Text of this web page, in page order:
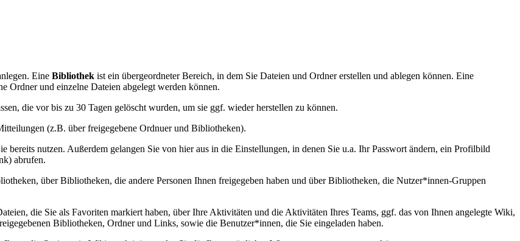
Eine Bibliothek ist ein übergeordneter Bereich, in dem Sie Dateien und Ordner erstellen und ablegen können. Eine
Ordner und einzelne Dateien abgelegt werden können.
die vor bis zu 30 Tagen gelöscht wurden, um sie ggf. wieder herstellen zu können.
(z.B. über freigegebene Ordnuer und Bibliotheken).
bereits nutzen. Außerdem gelangen Sie von hier aus in die Einstellungen, in denen Sie u.a. Ihr Passwort ändern, ein Profilbild
abrufen.
über Bibliotheken, die andere Personen Ihnen freigegeben haben und über Bibliotheken, die Nutzer*innen-Gruppen
die Sie als Favoriten markiert haben, über Ihre Aktivitäten und die Aktivitäten Ihres Teams, ggf. das von Ihnen angelegte Wiki,
Bibliotheken, Ordner und Links, sowie die Benutzer*innen, die Sie eingeladen haben.